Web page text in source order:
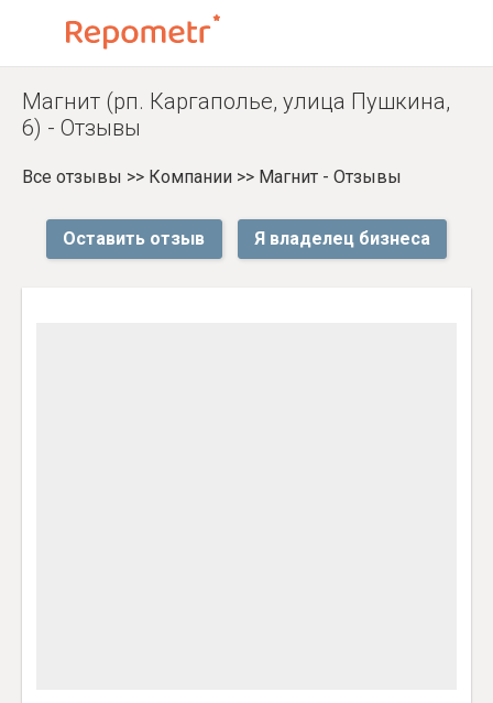
Магнит (рп. Каргаполье, улица Пушкина,
6) - Отзывы
Все отзывы >> Компании >> Магнит - Отзывы
Оставить отзыв Я владелец бизнеса